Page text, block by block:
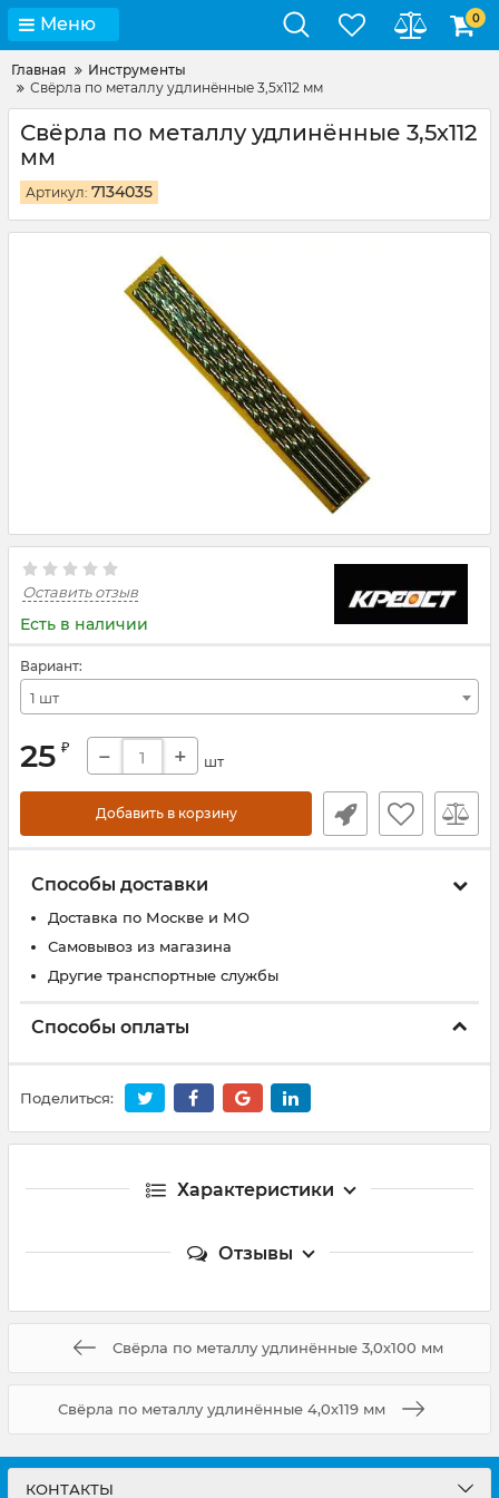
Меню 0
Главная
Инструменты
Свёрла по металлу удлинённые 3,5х112 мм
Свёрла по металлу удлинённые 3,5х112
мм
Артикул: 7134035
Оставить отзыв
Есть в наличии
Вариант:
1 шт
25 ₽ − + шт
Добавить в корзину
Способы доставки
Доставка по Москве и МО
Самовывоз из магазина
Другие транспортные службы
Способы оплаты
Поделиться:
Характеристики
Отзывы
Свёрла по металлу удлинённые 3,0х100 мм
Свёрла по металлу удлинённые 4,0х119 мм
КОНТАКТЫ